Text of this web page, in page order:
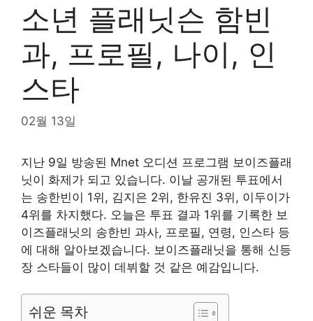
소년 플래닛슨 함빈
과, 프로필, 나이, 인
스타
02월 13일
지난 9일 방송된 Mnet 오디션 프로그램 보이즈플래
닛이 화제가 되고 있습니다. 이날 공개된 투표에서
는 송한빈이 1위, 김지은 2위, 한유진 3위, 이두이가
4위를 차지했다. 오늘은 투표 결과 1위를 기록한 보
이즈플래닛의 송한빈 과사, 프로필, 연령, 인스타 등
에 대해 알아보겠습니다. 보이즈플래닛을 통해 신등
장 스타들이 많이 데뷔할 것 같은 예감입니다.
쉬운 목차